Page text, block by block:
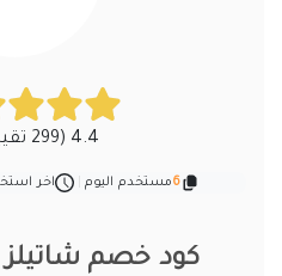
4.4 (299 تقييمات)
6مستخدم اليوم اخر استخدام
كود خصم شاتيلز اند